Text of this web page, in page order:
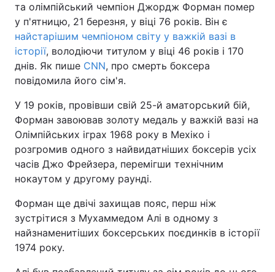
та олімпійський чемпіон Джордж Форман помер
у п'ятницю, 21 березня, у віці 76 років. Він є
найстарішим чемпіоном світу у важкій вазі в
історії, володіючи титулом у віці 46 років і 170
днів. Як пише CNN, про смерть боксера
повідомила його сім'я.
У 19 років, провівши свій 25-й аматорський бій,
Форман завоював золоту медаль у важкій вазі на
Олімпійських іграх 1968 року в Мехіко і
розгромив одного з найвидатніших боксерів усіх
часів Джо Фрейзера, перемігши технічним
нокаутом у другому раунді.
Форман ще двічі захищав пояс, перш ніж
зустрітися з Мухаммедом Алі в одному з
найзнаменитіших боксерських поєдинків в історії
1974 року.